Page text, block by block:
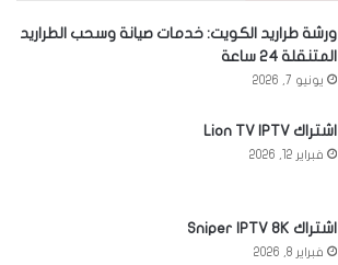
ورشة طراريد الكويت: خدمات صيانة وسحب الطراريد
المتنقلة 24 ساعة
يونيو 7, 2026
اشتراك Lion TV IPTV
فبراير 12, 2026
اشتراك Sniper IPTV 8K
فبراير 8, 2026